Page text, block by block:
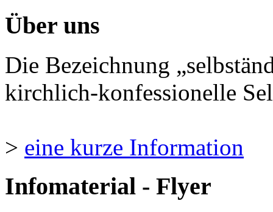
Über uns
Die Bezeichnung
kirchlich-konfessionelle
> eine kurze Information
Infomaterial - Flyer